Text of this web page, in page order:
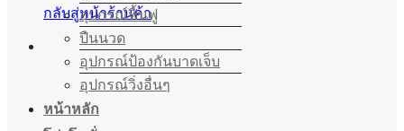
กลับสู่หน้าร้านค้า
อุปกรณ์ฟื้นฟู
ปืนนวด
อุปกรณ์ป้องกันบาดเจ็บ
อุปกรณ์วิ่งอื่นๆ
หน้าหลัก